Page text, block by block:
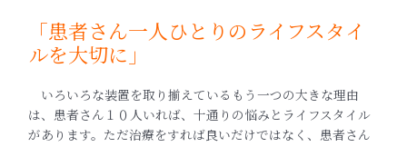
「患者さん一人ひとりのライフスタイ
ルを大切に」
いろいろな装置を取り揃えているもう一つの大きな理由
は、患者さん１０人いれば、十通りの悩みとライフスタイル
があります。ただ治療をすれば良いだけではなく、患者さん